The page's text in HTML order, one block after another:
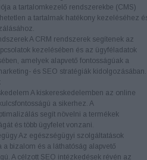
a tartalomkezelő rendszerekbe (CMS)
a tartalmak hatékony kezeléséhez
A CRM rendszerek segítenek az
kezelésében és az ügyféladatok
amelyek alapvető fontosságúak a
és SEO stratégiák kidolgozásában.
A kiskereskedelemben az online
a sikerhez. A
segít növelni a termékek
és több ügyfelet vonzani.
Az egészségügyi szolgáltatások
a bizalom és a láthatóság alapvető
A célzott SEO intézkedések révén az